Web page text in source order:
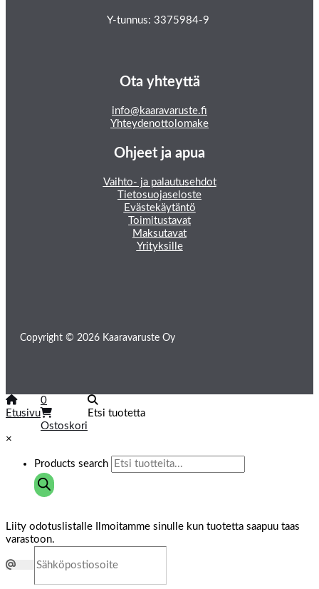
Y-tunnus: 3375984-9
Ota yhteyttä
info@kaaravaruste.fi
Yhteydenottolomake
Ohjeet ja apua
Vaihto- ja palautusehdot
Tietosuojaseloste
Evästekäytäntö
Toimitustavat
Maksutavat
Yrityksille
Copyright © 2026 Kaaravaruste Oy
Etusivu
0
Ostoskori
Etsi tuotetta
×
Products search
Liity odotuslistalle
Ilmoitamme sinulle kun tuotetta saapuu taas
varastoon.